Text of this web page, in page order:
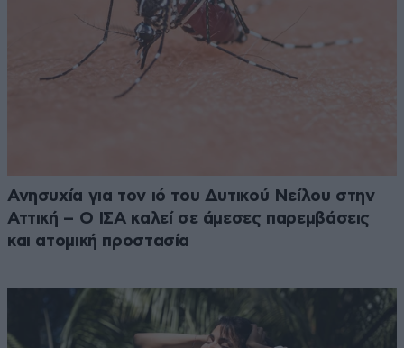
Ανησυχία για τον ιό του Δυτικού Νείλου στην
Αττική – Ο ΙΣΑ καλεί σε άμεσες παρεμβάσεις
και ατομική προστασία